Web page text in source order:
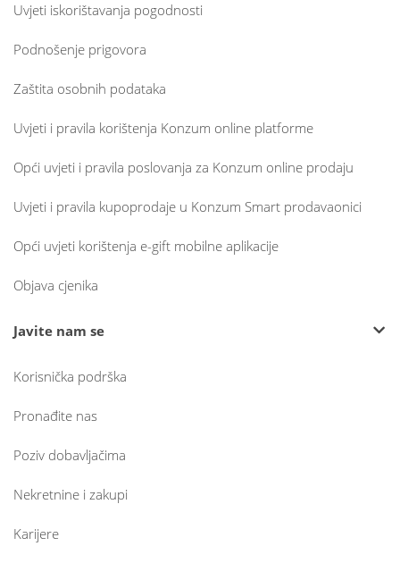
Uvjeti iskorištavanja pogodnosti
Podnošenje prigovora
Zaštita osobnih podataka
Uvjeti i pravila korištenja Konzum online platforme
Opći uvjeti i pravila poslovanja za Konzum online prodaju
Uvjeti i pravila kupoprodaje u Konzum Smart prodavaonici
Opći uvjeti korištenja e-gift mobilne aplikacije
Objava cjenika
Javite nam se
Korisnička podrška
Pronađite nas
Poziv dobavljačima
Nekretnine i zakupi
Karijere